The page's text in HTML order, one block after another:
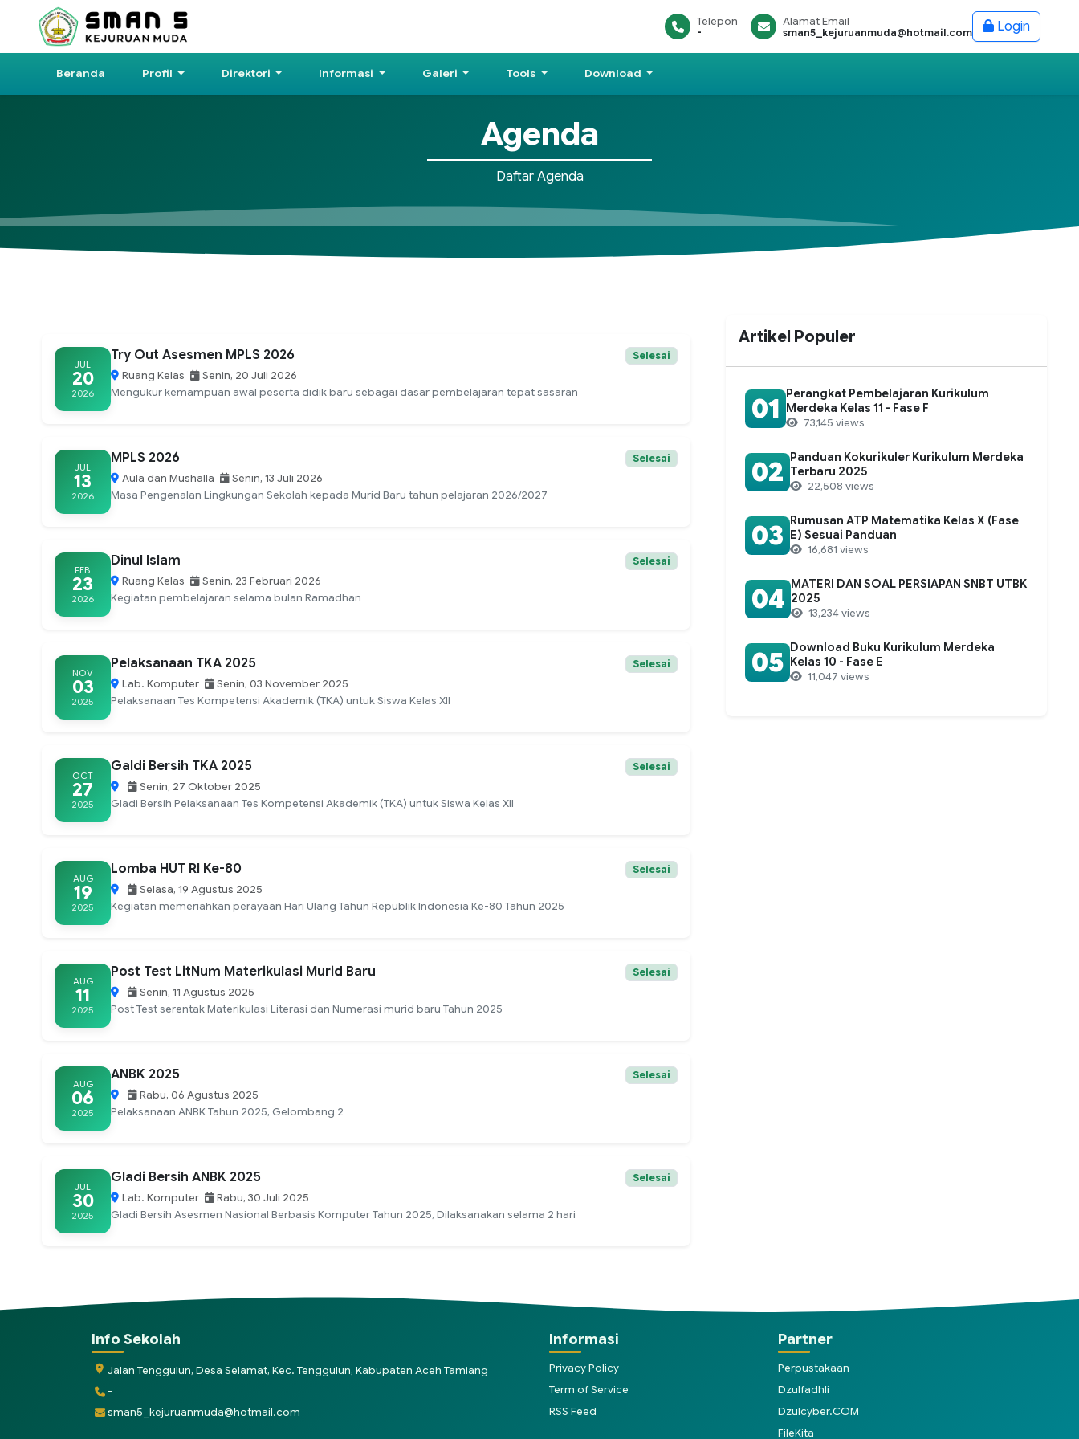
Telepon
-
Alamat Email
sman5_kejuruanmuda@hotmail.com Login
Beranda Profil Direktori Informasi Galeri Tools Download
Agenda
Daftar Agenda
JUL
20
2026
Try Out Asesmen MPLS 2026 Selesai
Ruang Kelas
Senin, 20 Juli 2026
Mengukur kemampuan awal peserta didik baru sebagai dasar pembelajaran tepat sasaran
JUL
13
2026
MPLS 2026 Selesai
Aula dan Mushalla
Senin, 13 Juli 2026
Masa Pengenalan Lingkungan Sekolah kepada Murid Baru tahun pelajaran 2026/2027
FEB
23
2026
Dinul Islam Selesai
Ruang Kelas
Senin, 23 Februari 2026
Kegiatan pembelajaran selama bulan Ramadhan
NOV
03
2025
Pelaksanaan TKA 2025 Selesai
Lab. Komputer
Senin, 03 November 2025
Pelaksanaan Tes Kompetensi Akademik (TKA) untuk Siswa Kelas XII
OCT
27
2025
Galdi Bersih TKA 2025 Selesai
Senin, 27 Oktober 2025
Gladi Bersih Pelaksanaan Tes Kompetensi Akademik (TKA) untuk Siswa Kelas XII
AUG
19
2025
Lomba HUT RI Ke-80 Selesai
Selasa, 19 Agustus 2025
Kegiatan memeriahkan perayaan Hari Ulang Tahun Republik Indonesia Ke-80 Tahun 2025
AUG
11
2025
Post Test LitNum Materikulasi Murid Baru Selesai
Senin, 11 Agustus 2025
Post Test serentak Materikulasi Literasi dan Numerasi murid baru Tahun 2025
AUG
06
2025
ANBK 2025 Selesai
Rabu, 06 Agustus 2025
Pelaksanaan ANBK Tahun 2025, Gelombang 2
JUL
30
2025
Gladi Bersih ANBK 2025 Selesai
Lab. Komputer
Rabu, 30 Juli 2025
Gladi Bersih Asesmen Nasional Berbasis Komputer Tahun 2025, Dilaksanakan selama 2 hari
Artikel Populer
01 Perangkat Pembelajaran Kurikulum
Merdeka Kelas 11 - Fase F
73,145 views
02 Panduan Kokurikuler Kurikulum Merdeka
Terbaru 2025
22,508 views
03 Rumusan ATP Matematika Kelas X (Fase
E) Sesuai Panduan
16,681 views
04 MATERI DAN SOAL PERSIAPAN SNBT UTBK
2025
13,234 views
05 Download Buku Kurikulum Merdeka
Kelas 10 - Fase E
11,047 views
Info Sekolah
Jalan Tenggulun, Desa Selamat, Kec. Tenggulun, Kabupaten Aceh Tamiang
-
sman5_kejuruanmuda@hotmail.com
Informasi
Privacy Policy
Term of Service
RSS Feed
Partner
Perpustakaan
Dzulfadhli
Dzulcyber.COM
FileKita